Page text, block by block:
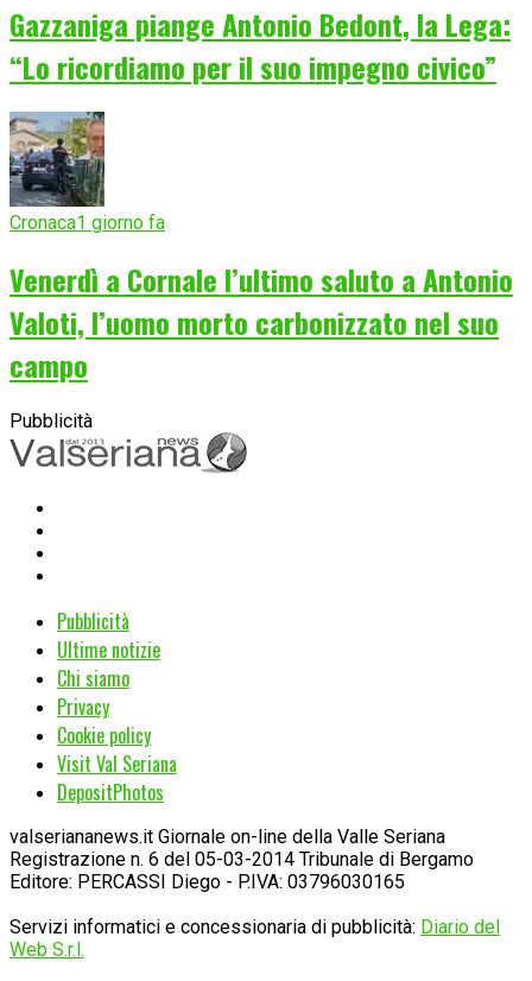
Gazzaniga piange Antonio Bedont, la Lega:
“Lo ricordiamo per il suo impegno civico”
Cronaca1 giorno fa
Venerdì a Cornale l’ultimo saluto a Antonio
Valoti, l’uomo morto carbonizzato nel suo
campo
Pubblicità
Pubblicità
Ultime notizie
Chi siamo
Privacy
Cookie policy
Visit Val Seriana
DepositPhotos
valseriananews.it Giornale on-line della Valle Seriana
Registrazione n. 6 del 05-03-2014 Tribunale di Bergamo
Editore: PERCASSI Diego - P.IVA: 03796030165
Servizi informatici e concessionaria di pubblicità: Diario del
Web S.r.l.